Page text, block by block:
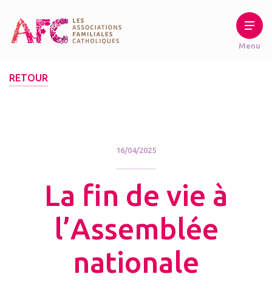
RETOUR
16/04/2025
La fin de vie à
l’Assemblée
nationale